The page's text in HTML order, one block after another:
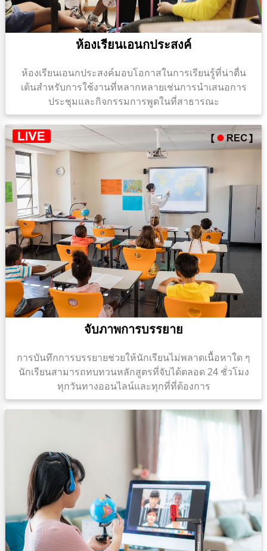
ห้องเรียนเอนกประสงค์
ห้องเรียนเอนกประสงค์มอบโอกาสในการเรียนรู้ที่น่าตื่น
เต้นสําหรับการใช้งานที่หลากหลายเช่นการนําเสนอการ
ประชุมและกิจกรรมการพูดในที่สาธารณะ
จับภาพการบรรยาย
การบันทึกการบรรยายช่วยให้นักเรียนไม่พลาดเนื้อหาใด ๆ
นักเรียนสามารถทบทวนหลักสูตรที่จับได้ตลอด 24 ชั่วโมง
ทุกวันทางออนไลน์และทุกที่ที่ต้องการ